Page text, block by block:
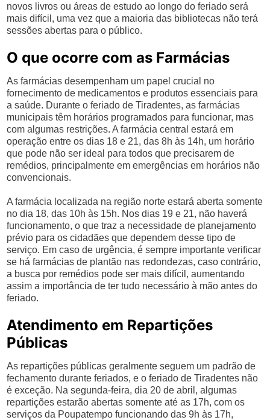
novos livros ou áreas de estudo ao longo do feriado será
mais difícil, uma vez que a maioria das bibliotecas não terá
sessões abertas para o público.
O que ocorre com as Farmácias
As farmácias desempenham um papel crucial no
fornecimento de medicamentos e produtos essenciais para
a saúde. Durante o feriado de Tiradentes, as farmácias
municipais têm horários programados para funcionar, mas
com algumas restrições. A farmácia central estará em
operação entre os dias 18 e 21, das 8h às 14h, um horário
que pode não ser ideal para todos que precisarem de
remédios, principalmente em emergências em horários não
convencionais.
A farmácia localizada na região norte estará aberta somente
no dia 18, das 10h às 15h. Nos dias 19 e 21, não haverá
funcionamento, o que traz a necessidade de planejamento
prévio para os cidadães que dependem desse tipo de
serviço. Em caso de urgência, é sempre importante verificar
se há farmácias de plantão nas redondezas, caso contrário,
a busca por remédios pode ser mais difícil, aumentando
assim a importância de ter tudo necessário à mão antes do
feriado.
Atendimento em Repartições
Públicas
As repartições públicas geralmente seguem um padrão de
fechamento durante feriados, e o feriado de Tiradentes não
é exceção. Na segunda-feira, dia 20 de abril, algumas
repartições estarão abertas somente até as 17h, com os
serviços da Poupatempo funcionando das 9h às 17h,